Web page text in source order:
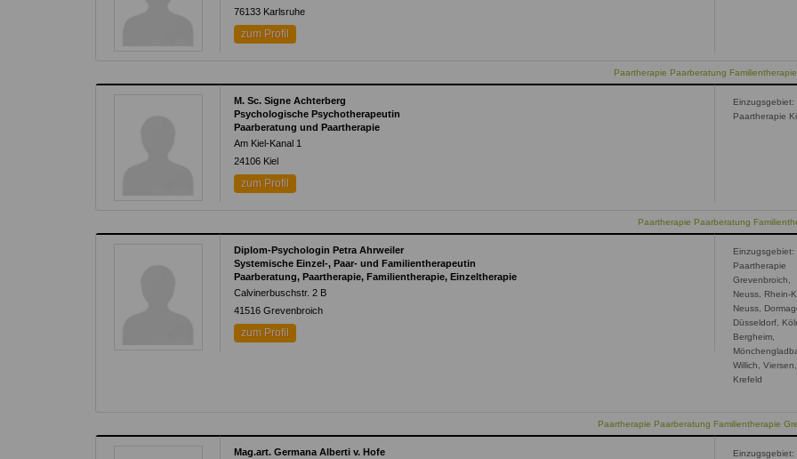
76133 Karlsruhe
zum Profil
Paartherapie Paarberatung
M. Sc. Signe Achterberg
Psychologische Psychotherapeutin
Paarberatung und Paartherapie
Am Kiel-Kanal 1
24106 Kiel
zum Profil
Einzugsgebiet:
Paartherapie
Paartherapie Paarberatung
Diplom-Psychologin Petra Ahrweiler
Systemische Einzel-, Paar- und Familientherapeutin
Paarberatung, Paartherapie, Familientherapie, Einzeltherapie
Calvinerbuschstr. 2 B
41516 Grevenbroich
zum Profil
Einzugsgebiet:
Paartherapie
Grevenbroich,
Neuss, Rhein-
Neuss,
Düsseldorf,
Bergheim,
Willich, Viersen,
Krefeld
Paartherapie Paarberatung Familientherapie
Mag.art. Germana Alberti v. Hofe
Einzugsgebiet: